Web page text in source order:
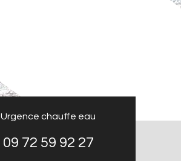
Urgence chauffe eau
09 72 59 92 27